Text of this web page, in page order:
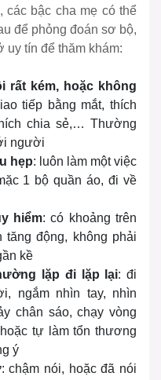
các bậc cha mẹ có thể
để phỏng đoán sơ bộ,
tín để thăm khám:
rất kém, hoặc không
tiếp bằng mắt, thích
chia sẻ,… Thường
người
hẹp: luôn làm một việc
1 bộ quần áo, đi về
hiểm: có khoảng trên
động, không phải
kề
lặp đi lặp lại: đi
ngắm nhìn tay, nhìn
chân sáo, chạy vòng
tự làm tổn thương
ý
: chậm nói, hoặc đã nói